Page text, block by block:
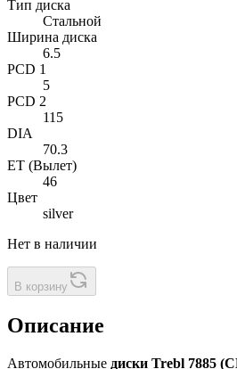
Тип диска
Стальной
Ширина диска
6.5
PCD 1
5
PCD 2
115
DIA
70.3
ET (Вылет)
46
Цвет
silver
Нет в наличии
В корзину
Описание
Автомобильные диски Trebl 7885